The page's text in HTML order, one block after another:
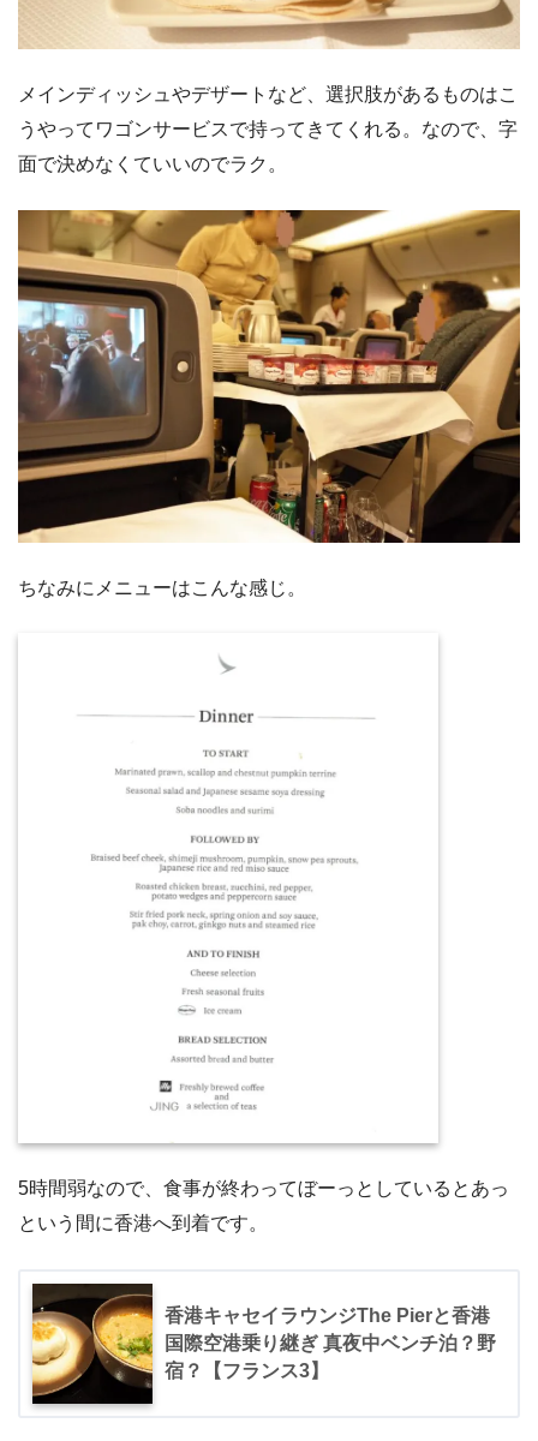
メインディッシュやデザートなど、選択肢があるものはこ
うやってワゴンサービスで持ってきてくれる。なので、字
面で決めなくていいのでラク。
ちなみにメニューはこんな感じ。
5時間弱なので、食事が終わってぼーっとしているとあっ
という間に香港へ到着です。
香港キャセイラウンジThe Pierと香港
国際空港乗り継ぎ 真夜中ベンチ泊？野
宿？【フランス3】